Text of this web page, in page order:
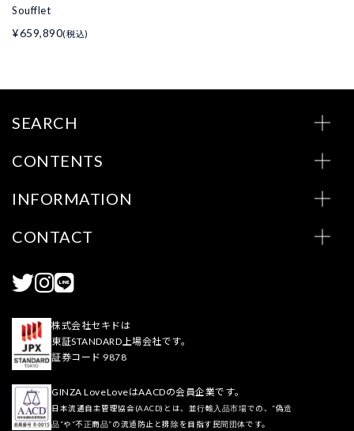
Soufflet
¥659,890(税込)
SEARCH
CONTENTS
INFORMATION
CONTACT
株式会社セキドは
東証STANDARD上場会社です。
証券コード 9878
GINZA LoveLoveはAACDの会員企業です。
日本流通自主管理協会(AACD)とは、並行輸入品市場での、“偽造
品”や“不正商品”の流通防止と排除を目指す民間団体です。